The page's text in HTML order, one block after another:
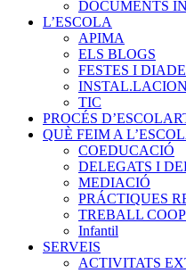
DOCUMENTS
L’ESCOLA
APIMA
ELS BLOGS
FESTES I
TIC
PROCÉS
QUÈ FEIM A
COEDUCACIÓ
DELEGATS I
MEDIACIÓ
PRÁCTIQUES
TREBALL
Infantil
SERVEIS
ACTIVITATS